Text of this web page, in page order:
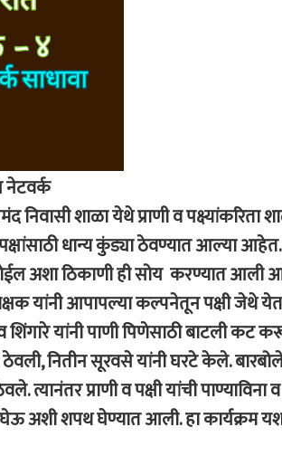
नेटवर्क
शाळा येथे प्राणी व पक्ष्यांकरिता
धान्य कुंड्या ठेवण्यात आल्या आहेत.
अशा ठिकाणी ही सोय करण्यात आली
यांनी आपापल्या कल्पनेतून पक्षी जेथे
शिंगारे यांनी पाणी पिणेसाठी बाटली कट
नितीन सूरवसे यांनी घरटे केले.
त्यानंतर प्राणी व पक्षी यांची पाण्याविना
अशी शपथ घेण्यात आली. हा कार्यक्रम